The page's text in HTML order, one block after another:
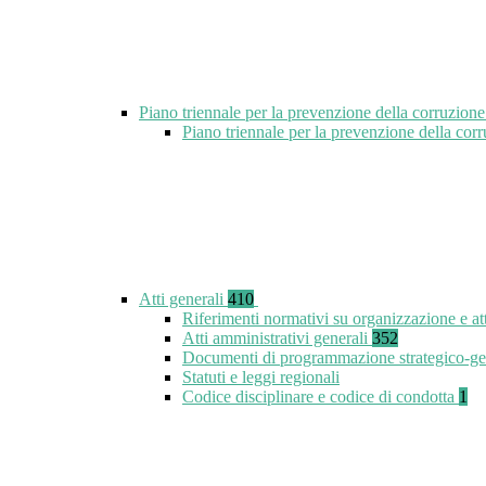
Piano triennale per la prevenzione della
Piano triennale per la prevenzione della
Atti generali 410
Riferimenti normativi su organizzazione e
Atti amministrativi generali 352
Documenti di programmazione strategico-
Statuti e leggi regionali
Codice disciplinare e codice di condotta 1